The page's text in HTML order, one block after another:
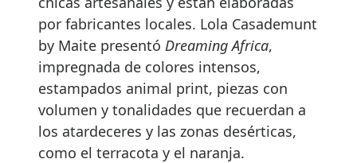
por fabricantes locales. Lola Casademunt
by Maite presentó Dreaming Africa,
impregnada de colores intensos,
estampados animal print, piezas con
volumen y tonalidades que recuerdan a
los atardeceres y las zonas desérticas,
como el terracota y el naranja.